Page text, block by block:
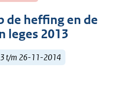
de heffing en de
leges 2013​
t/m 26-11-2014